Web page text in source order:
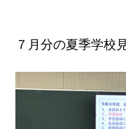
７月分の夏季学校